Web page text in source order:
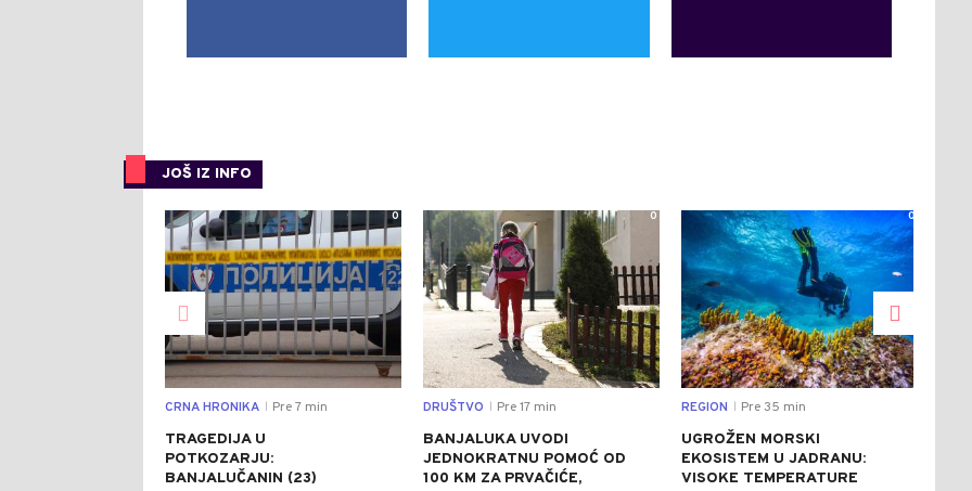
JOŠ IZ INFO
0
CRNA HRONIKA Pre 7 min
TRAGEDIJA U
POTKOZARJU:
BANJALUČANIN (23)
0
DRUŠTVO Pre 17 min
BANJALUKA UVODI
JEDNOKRATNU POMOĆ OD
100 KM ZA PRVAČIĆE,
0
REGION Pre 35 min
UGROŽEN MORSKI
EKOSISTEM U JADRANU:
VISOKE TEMPERATURE